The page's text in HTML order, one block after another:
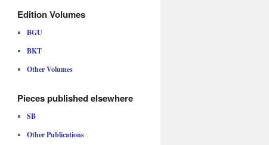
Edition Volumes
BGU
BKT
Other Volumes
Pieces published elsewhere
SB
Other Publications